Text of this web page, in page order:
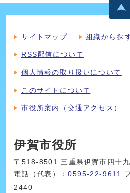
サイトマップ 組織から探
RSS配信について
個人情報の取り扱いについて
このサイトについて
市役所案内（交通アクセス）
伊賀市役所
〒518-8501 三重県伊賀市四十
電話（代表）：0595-22-9611
2440